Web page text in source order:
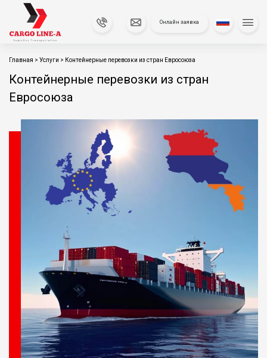
Онлайн заявка
Главная > Услуги > Контейнерные перевозки из стран Евросоюза
Контейнерные перевозки из стран
Евросоюза